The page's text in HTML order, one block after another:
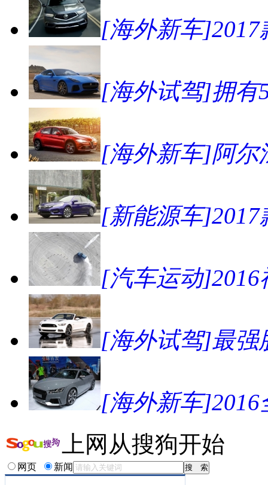
[海外新车]2017
[海外试驾]拥有
[海外新车]阿尔
[新能源车
[汽车运动]2016
[海外试驾]最强
[海外新车]2016
上网从搜狗开始
网页 新闻